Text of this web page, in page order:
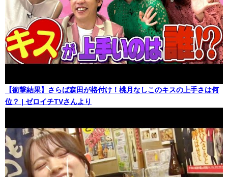
【衝撃結果】さらば森田が格付け！桃月なしこのキスの上手さは何
位？ | ゼロイチTVさんより